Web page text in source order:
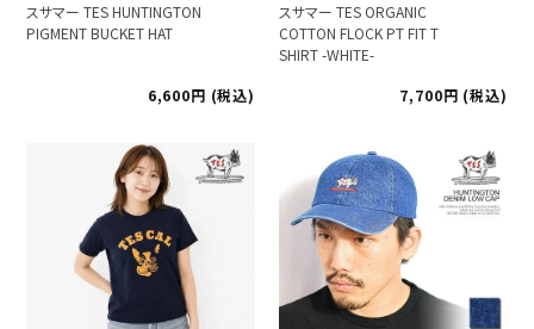
スサマー TES HUNTINGTON
PIGMENT BUCKET HAT
6,600 税込
スサマー TES ORGANIC
COTTON FLOCK PT FIT T
SHIRT -WHITE-
7,700
税込